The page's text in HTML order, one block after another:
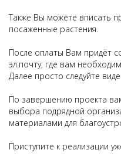
Также Вы можете вписать
посаженные растения.
После оплаты Вам придёт
эл.почту, где вам
Далее просто следуйте
По завершению проекта
выбора подрядной
материалами для
Приступите к реализации